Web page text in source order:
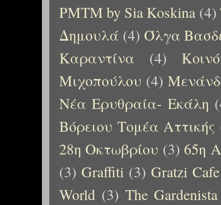
PMTM by Sia Koskina (4)
Δημουλά (4) Όλγα
Καραντίνα
(4)
Μιχοπούλου (4)
Νέα Ερυθραία- Εκάλη
Βόρειου Τομέα Αττικής
28η Οκτωβρίου (3) 65η
(3) Graffiti (3) Gratzi Cafe
World (3) The Gardenista